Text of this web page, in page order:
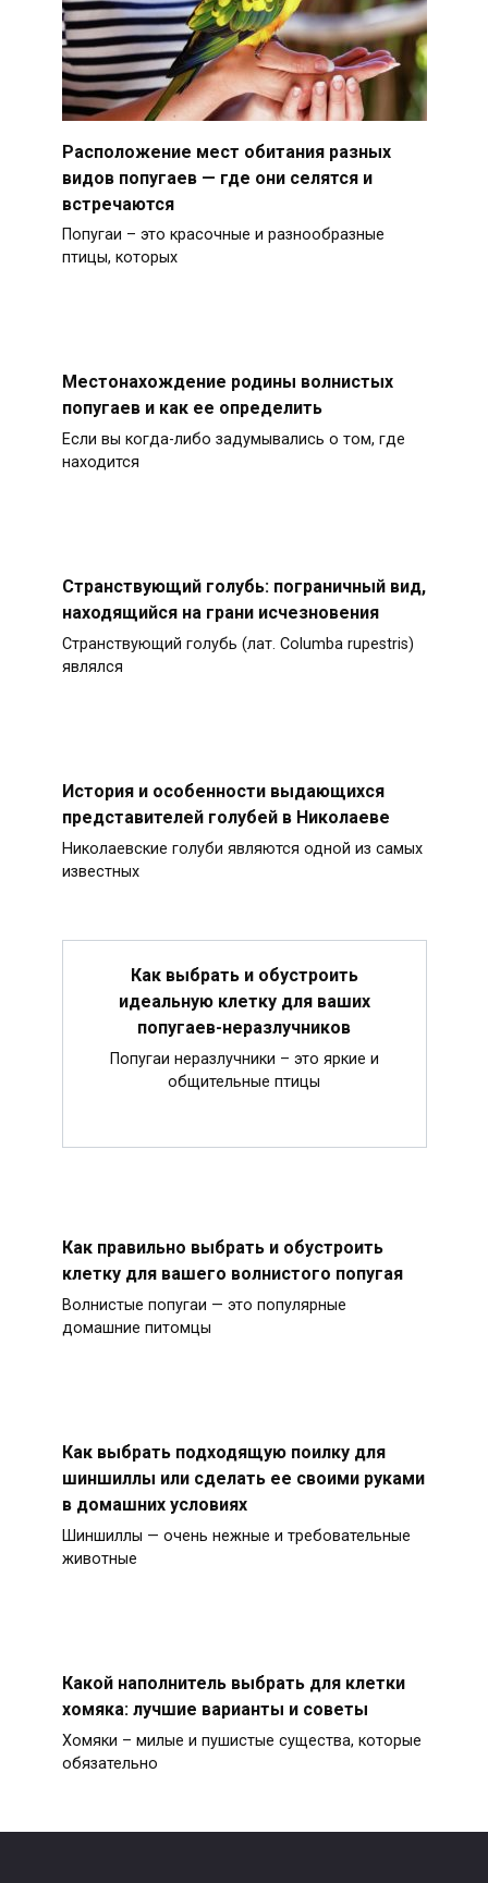
Расположение мест обитания разных
видов попугаев — где они селятся и
встречаются
Попугаи – это красочные и разнообразные
птицы, которых
Местонахождение родины волнистых
попугаев и как ее определить
Если вы когда-либо задумывались о том, где
находится
Странствующий голубь: пограничный вид,
находящийся на грани исчезновения
Странствующий голубь (лат. Columba rupestris)
являлся
История и особенности выдающихся
представителей голубей в Николаеве
Николаевские голуби являются одной из самых
известных
Как выбрать и обустроить
идеальную клетку для ваших
попугаев-неразлучников
Попугаи неразлучники – это яркие и
общительные птицы
Как правильно выбрать и обустроить
клетку для вашего волнистого попугая
Волнистые попугаи — это популярные
домашние питомцы
Как выбрать подходящую поилку для
шиншиллы или сделать ее своими руками
в домашних условиях
Шиншиллы — очень нежные и требовательные
животные
Какой наполнитель выбрать для клетки
хомяка: лучшие варианты и советы
Хомяки – милые и пушистые существа, которые
обязательно